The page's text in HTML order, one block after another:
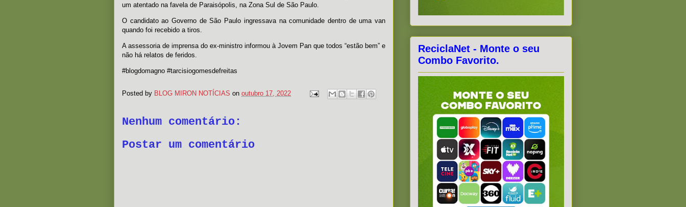
um atentado na favela de Paraisópolis, na Zona Sul de São Paulo.
O candidato ao Governo de São Paulo ingressava na comunidade dentro de uma van
quando foi recebido a tiros.
A assessoria de imprensa do ex-ministro informou à Jovem Pan que todos “estão bem” e
não há relatos de feridos.
#blogdomagno #tarcisiogomesdefreitas
Posted by BLOG MIRON NOTÍCIAS on outubro 17, 2022
Nenhum comentário:
Postar um comentário
ReciclaNet - Monte o seu
Combo Favorito.